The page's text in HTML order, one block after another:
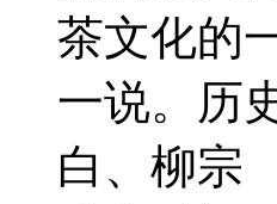
茶文化的
一说。历
白、柳宗